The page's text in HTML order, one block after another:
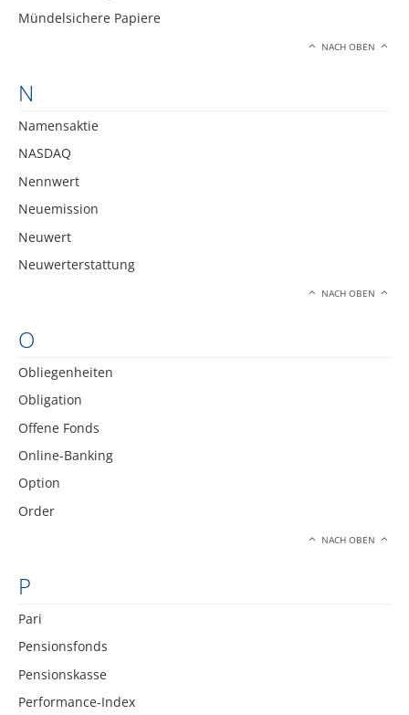
Mündelsichere Papiere
NACH OBEN
N
Namensaktie
NASDAQ
Nennwert
Neuemission
Neuwert
Neuwerterstattung
NACH OBEN
O
Obliegenheiten
Obligation
Offene Fonds
Online-Banking
Option
Order
NACH OBEN
P
Pari
Pensionsfonds
Pensionskasse
Performance-Index